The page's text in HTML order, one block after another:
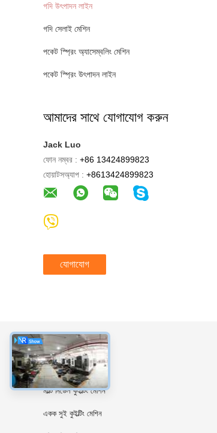
গদি উৎপাদন লাইন
গদি সেলাই মেশিন
পকেট স্প্রিং অ্যাসেম্বলিং মেশিন
পকেট স্প্রিং উৎপাদন লাইন
আমাদের সাথে যোগাযোগ করুন
Jack Luo
ফোন নম্বর : +86 13424899823
হোয়াটসঅ্যাপ : +8613424899823
যোগাযোগ
ধরন
মাল্টি নিডেল কুইল্টিং মেশিন
একক সুই কুইল্টিং মেশিন